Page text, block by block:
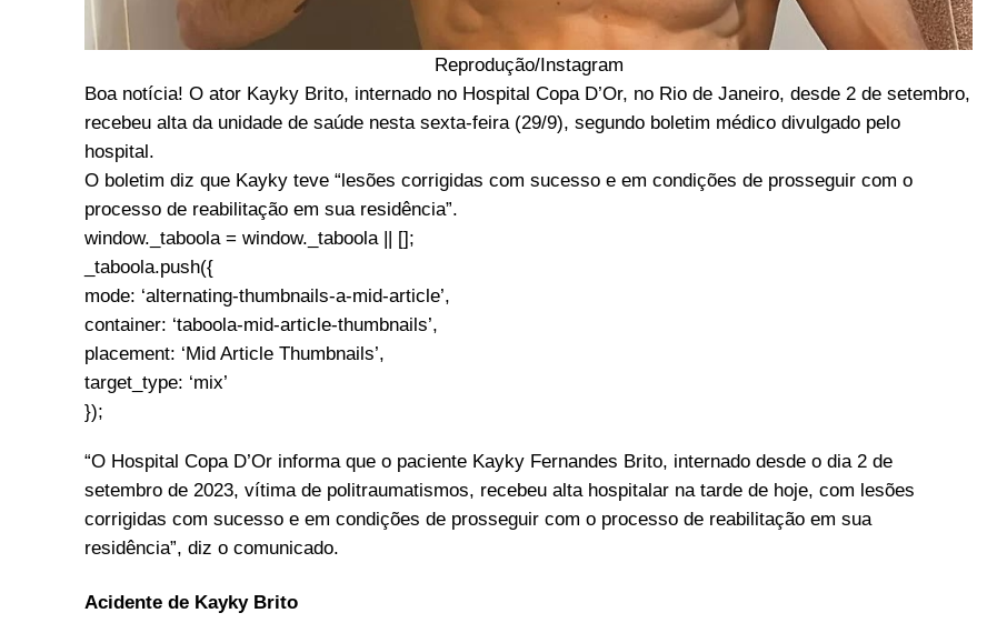
Reprodução/Instagram
Boa notícia! O ator Kayky Brito, internado no Hospital Copa D’Or, no Rio de Janeiro, desde 2 de setembro,
recebeu alta da unidade de saúde nesta sexta-feira (29/9), segundo boletim médico divulgado pelo
hospital.
O boletim diz que Kayky teve “lesões corrigidas com sucesso e em condições de prosseguir com o
processo de reabilitação em sua residência”.
window._taboola = window._taboola || [];
_taboola.push({
mode: ‘alternating-thumbnails-a-mid-article’,
container: ‘taboola-mid-article-thumbnails’,
placement: ‘Mid Article Thumbnails’,
target_type: ‘mix’
});
“O Hospital Copa D’Or informa que o paciente Kayky Fernandes Brito, internado desde o dia 2 de
setembro de 2023, vítima de politraumatismos, recebeu alta hospitalar na tarde de hoje, com lesões
corrigidas com sucesso e em condições de prosseguir com o processo de reabilitação em sua
residência”, diz o comunicado.
Acidente de Kayky Brito